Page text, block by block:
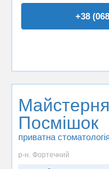
+38
Майстерня
Посмішок
приватна стоматологія
р-н. Фортечний